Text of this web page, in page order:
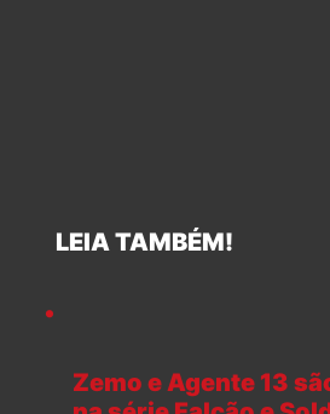
LEIA TAMBÉM!
Zemo e Agente 13